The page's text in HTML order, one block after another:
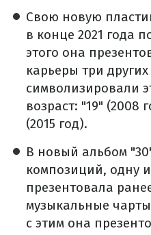
Свою новую
в конце 2021 года
этого она
карьеры три
символизировали
возраст: "19" (2008
(2015 год).
В новый альбом
композиций, одну
презентовала
музыкальные
с этим она